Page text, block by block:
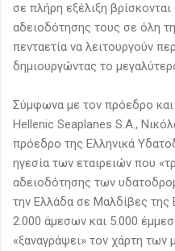
σε πλήρη εξέλιξη
αδειοδότησης τους σε όλη
πενταετία να λειτουργούν
δημιουργώντας το
Σύμφωνα με τον πρόεδρο
Hellenic Seaplanes S.A.,
πρόεδρο της Ελληνικά
ηγεσία των εταιρειών που
αδειοδότησης των
την Ελλάδα σε Μαλδίβες της
2.000 άμεσων και 5.000
«ξαναγράψει» τον χάρτη